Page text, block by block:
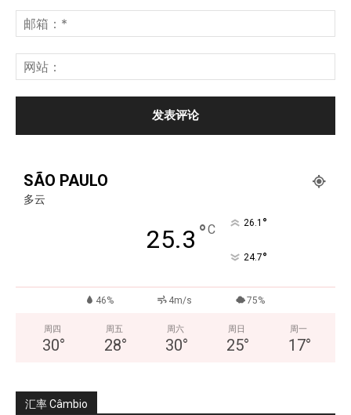
SÃO PAULO
多云
25.3 °C 26.1 °
24.7°
46% 4m/s 75%
周四
30°
周五
28°
周六
30°
周日
25°
周一
17°
汇率 Câmbio